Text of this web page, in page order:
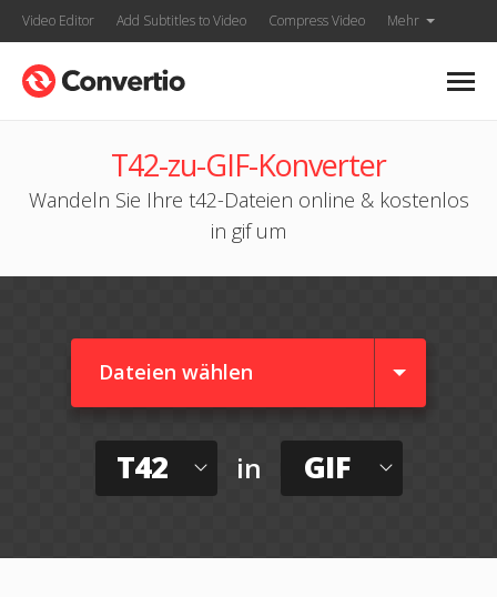
Video Editor Add Subtitles to Video Compress Video Mehr
T42-zu-GIF-Konverter
Wandeln Sie Ihre t42-Dateien online & kostenlos
in gif um
Dateien wählen
T42 in GIF